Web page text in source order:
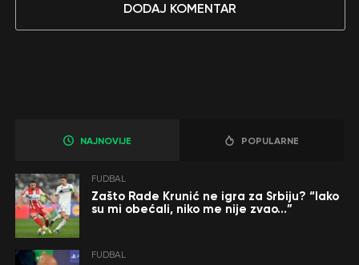
DODAJ KOMENTAR
NAJNOVIJE POPULARNE
FUDBAL
Zašto Rade Krunić ne igra za Srbiju? “Iako
su mi obećali, niko me nije zvao…”
FUDBAL